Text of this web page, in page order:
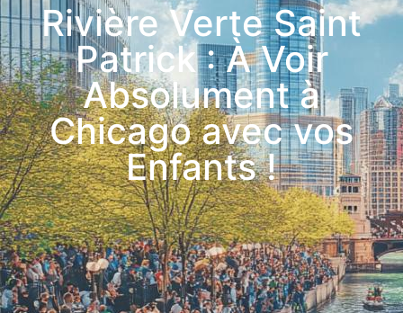
Rivière Verte Saint
Patrick : À Voir
Absolument à
Chicago avec vos
Enfants !